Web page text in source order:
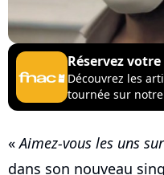
Réservez
Découvrez les
tournée sur
«Aimez-vous les uns
dans son nouveau